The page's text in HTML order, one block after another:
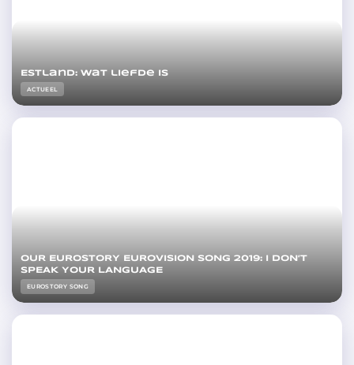
Estland: wat liefde is
ACTUEEL
OUR EUROSTORY EUROVISION SONG 2019: I DON’T
SPEAK YOUR LANGUAGE
EUROSTORY SONG